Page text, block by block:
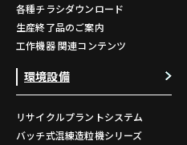
各種チラシダウンロード
生産終了品のご案内
工作機器 関連コンテンツ
環境設備
リサイクルプラントシステム
バッチ式混練造粒機シリーズ